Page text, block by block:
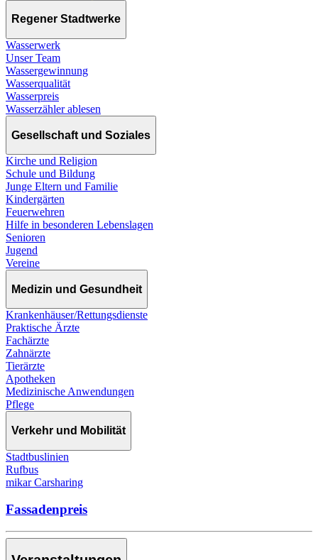
Regener Stadtwerke
Wasserwerk
Unser Team
Wassergewinnung
Wasserqualität
Wasserpreis
Wasserzähler ablesen
Gesellschaft und Soziales
Kirche und Religion
Schule und Bildung
Junge Eltern und Familie
Kindergärten
Feuerwehren
Hilfe in besonderen Lebenslagen
Senioren
Jugend
Vereine
Medizin und Gesundheit
Krankenhäuser/Rettungsdienste
Praktische Ärzte
Fachärzte
Zahnärzte
Tierärzte
Apotheken
Medizinische Anwendungen
Pflege
Verkehr und Mobilität
Stadtbuslinien
Rufbus
mikar Carsharing
Fassadenpreis